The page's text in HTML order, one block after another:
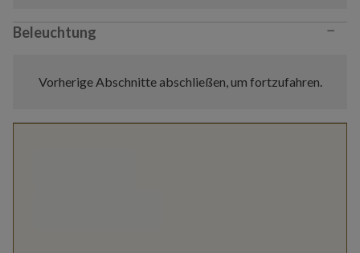
Beleuchtung −
Vorherige Abschnitte abschließen, um fortzufahren.